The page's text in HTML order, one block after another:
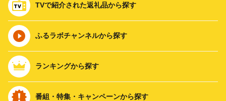
TVで紹介された返礼品から探す
ふるラボチャンネルから探す
ランキングから探す
番組・特集・キャンペーンから探す